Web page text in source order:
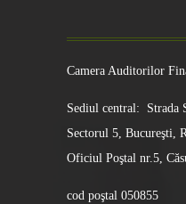
Camera Auditorilor
Sediul central: Strada
Sectorul 5, Bucureşti,
Oficiul Poştal nr.5,
cod poştal 050855